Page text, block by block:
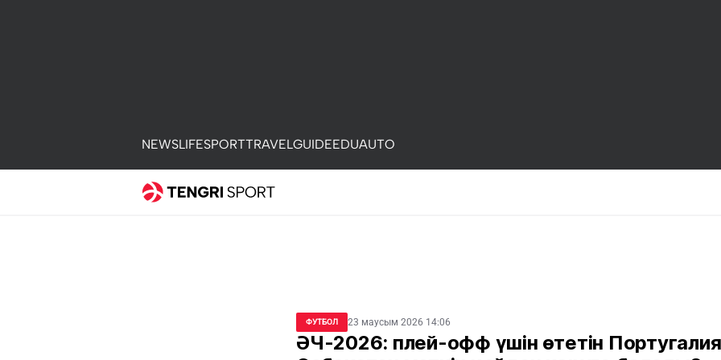
NEWSLIFESPORTTRAVELGUIDEEDUAUTO
ФУТБОЛ 23 маусым 2026 14:06
ӘЧ-2026: плей-офф үшін өтетін